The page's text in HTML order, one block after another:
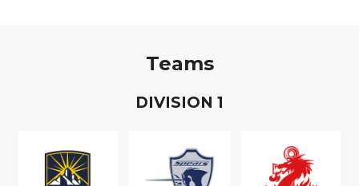
Teams
DIVISION 1